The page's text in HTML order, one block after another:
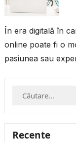
În era digitală în
online poate fi o
pasiunea sau
Caută
Recente